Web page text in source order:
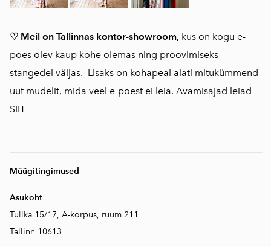
♡ Meil on Tallinnas kontor-showroom, kus on kogu e-
poes olev kaup kohe olemas ning proovimiseks
stangedel väljas. Lisaks on kohapeal alati mitukümmend
uut mudelit, mida veel e-poest ei leia. Avamisajad leiad
SIIT
Müügitingimused
Asukoht
Tulika 15/17, A-korpus, ruum 211
Tallinn 10613